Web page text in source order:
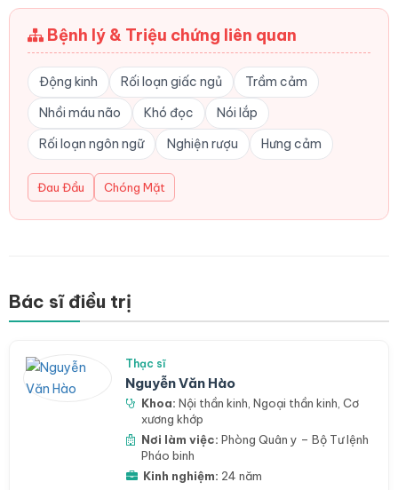
Bệnh lý & Triệu chứng liên quan
Động kinh Rối loạn giấc ngủ
Trầm cảm
Nhồi máu não
Khó đọc
Nói lắp
Rối loạn ngôn ngữ
Nghiện rượu Hưng cảm
Đau Đầu Chóng Mặt
Bác sĩ điều trị
Thạc sĩ
Nguyễn Văn Hào
Khoa: Nội thần kinh Ngoại thần kinh Cơ
xương khớp
Nơi làm việc: Phòng Quân y – Bộ Tư lệnh
Pháo binh
Kinh nghiệm: 24 năm